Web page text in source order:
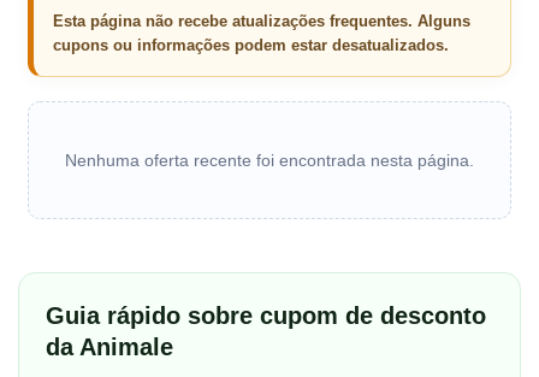
Esta página não recebe atualizações frequentes. Alguns
cupons ou informações podem estar desatualizados.
Nenhuma oferta recente foi encontrada nesta página.
Guia rápido sobre cupom de desconto
da Animale